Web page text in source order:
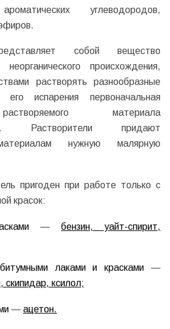
углеводородов,
собой вещество
неорганического происхождения,
растворять разнообразные
испарения первоначальная
материала
Растворители придают
нужную малярную
пригоден при работе только с
красок:
— бензин, уайт-спирит,
лаками и красками —
скипидар, ксилол;
— ацетон.